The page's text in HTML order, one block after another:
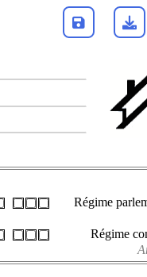
Régime
Régime